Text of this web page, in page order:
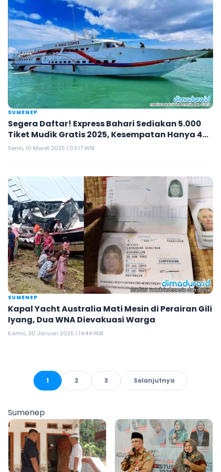
SUMENEP
Segera Daftar! Express Bahari Sediakan 5.000
Tiket Mudik Gratis 2025, Kesempatan Hanya 4
Hari
Senin, 10 Maret 2025 | 03:17 WIB
SUMENEP
Kapal Yacht Australia Mati Mesin di Perairan Gili
Iyang, Dua WNA Dievakuasi Warga
Kamis, 30 Januari 2025 | 14:44 WIB
1 2 3 Selanjutnya
Sumenep